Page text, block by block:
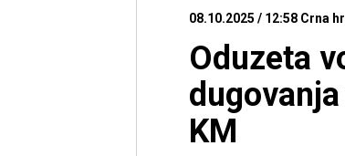
08.10.2025 / 12:58 Crna
Oduzeta
KM